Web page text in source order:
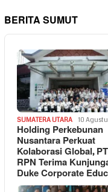
BERITA SUMUT
SUMATERA UTARA 10
Holding Perkebunan
Nusantara Perkuat
Kolaborasi Global, PT
RPN Terima
Duke Corporate